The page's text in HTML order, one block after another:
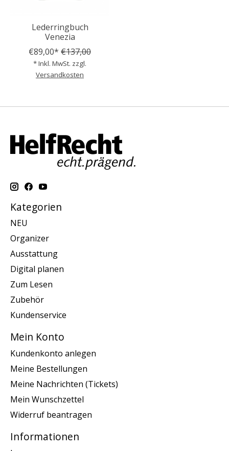
Lederringbuch
Venezia
€89,00* €137,00
* Inkl. MwSt. zzgl.
Versandkosten
Kategorien
NEU
Organizer
Ausstattung
Digital planen
Zum Lesen
Zubehör
Kundenservice
Mein Konto
Kundenkonto anlegen
Meine Bestellungen
Meine Nachrichten (Tickets)
Mein Wunschzettel
Widerruf beantragen
Informationen